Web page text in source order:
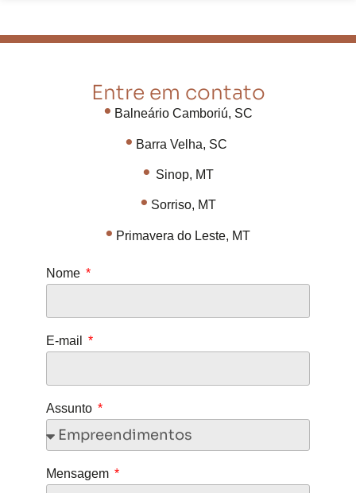
Entre em contato
• Balneário Camboriú, SC
• Barra Velha, SC
• Sinop, MT
• Sorriso, MT
• Primavera do Leste, MT
Nome
E-mail
Assunto
Mensagem